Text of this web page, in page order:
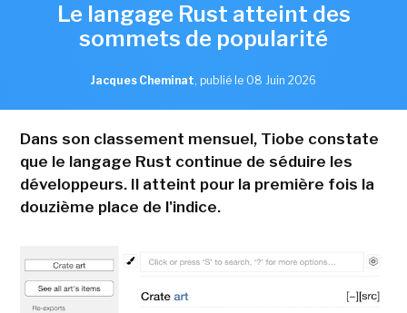
Le langage Rust atteint des
sommets de popularité
Jacques Cheminat, publié le 08 Juin 2026
Dans son classement mensuel, Tiobe constate
que le langage Rust continue de séduire les
développeurs. Il atteint pour la première fois la
douzième place de l'indice.